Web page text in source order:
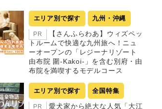
エリア別で探す 九州・沖縄
PR
【さんふらわあ】ウィズペッ
トルームで快適な九州旅へ！ニュ
ーオープンの「レジーナリゾート
由布院 圍-Kakoi-」を含む別府・由
布院を満喫するモデルコース
エリア別で探す 全国特集
PR
愛犬家から絶大な人気「大江